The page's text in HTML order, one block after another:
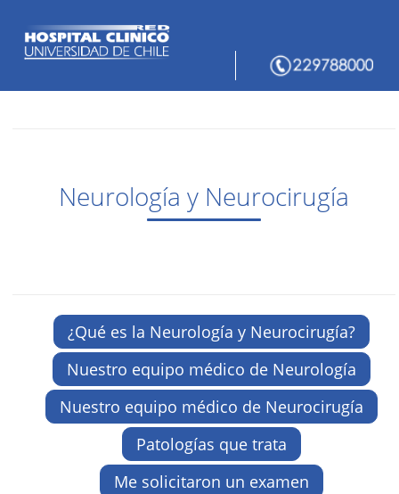
Neurología y Neurocirugía
¿Qué es la Neurología y Neurocirugía?
Nuestro equipo médico de Neurología
Nuestro equipo médico de Neurocirugía
Patologías que trata
Me solicitaron un examen